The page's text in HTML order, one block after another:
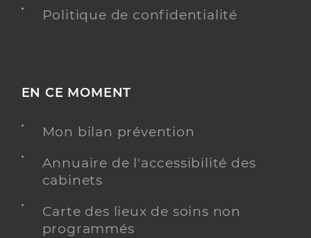
Politique de confidentialité
EN CE MOMENT
Mon bilan prévention
Annuaire de l'accessibilité des
cabinets
Carte des lieux de soins non
programmés